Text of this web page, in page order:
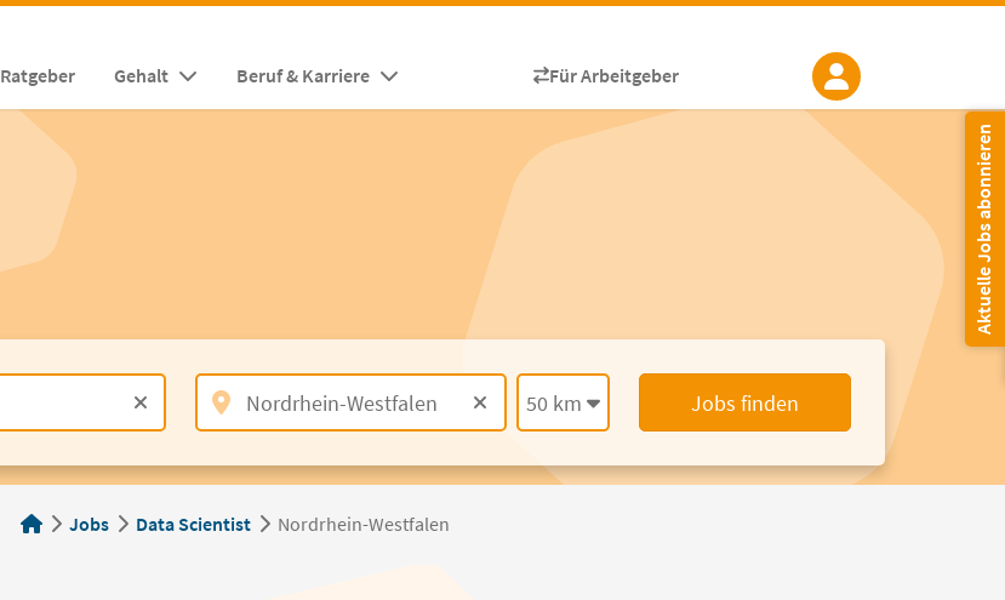
Ratgeber Gehalt Beruf & Karriere Für Arbeitgeber
Aktuelle Jobs abonnieren
50 km Jobs finden
Jobs Data Scientist Nordrhein-Westfalen